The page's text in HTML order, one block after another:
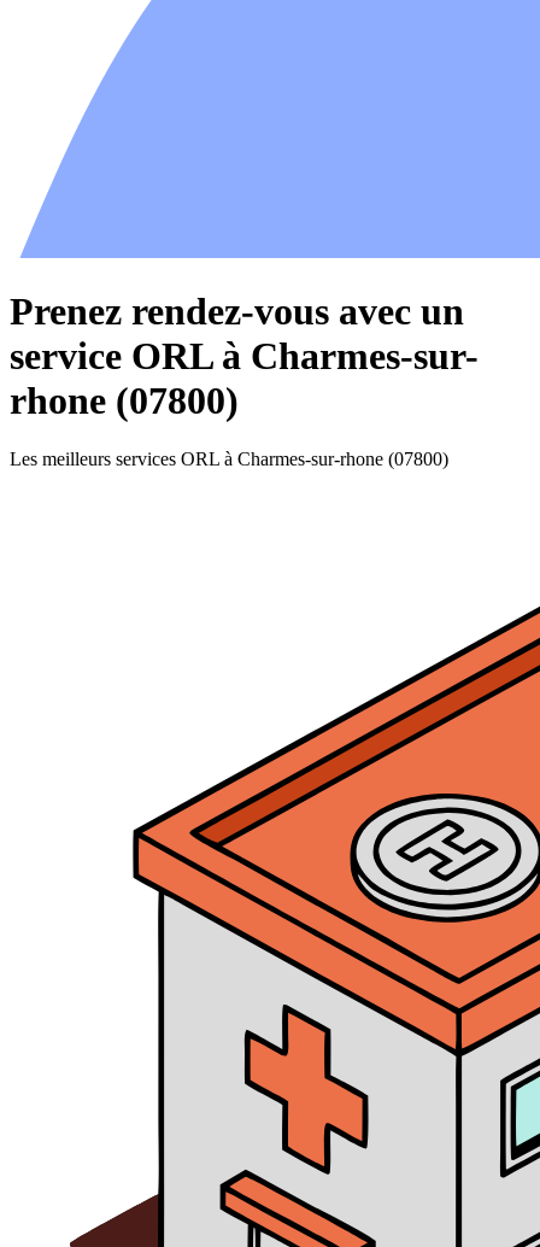
Prenez rendez-vous avec un
service ORL à Charmes-sur-
rhone (07800)
Les meilleurs services ORL à Charmes-sur-rhone (07800)